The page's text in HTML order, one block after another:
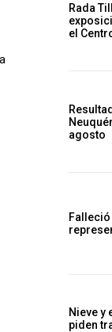
Rada
el
agosto
Nieve y
piden